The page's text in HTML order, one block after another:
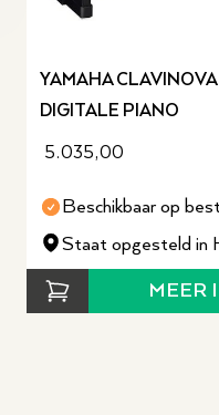
YAMAHA
DIGITALE PIANO
5.035,00
Beschikbaar op
Staat opgesteld in
MEER
slide